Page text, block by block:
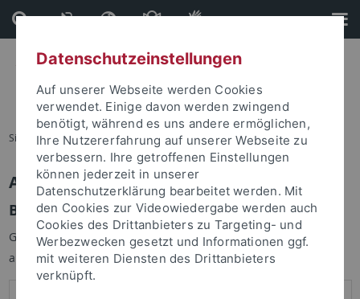
Direkt
zum
Inhalt
Direkt
zur
Fußleiste
Sie sind hier: Startseite
Anmelden
Benutzeranmeldung
Geben Sie Ihren Benutzernamen und Ihr Passwort an um sich
anzumelden:
Datenschutzeinstellungen
Auf unserer Webseite werden Cookies
verwendet. Einige davon werden zwingend
benötigt, während es uns andere ermöglichen,
Ihre Nutzererfahrung auf unserer Webseite zu
verbessern. Ihre getroffenen Einstellungen
können jederzeit in unserer
Datenschutzerklärung bearbeitet werden. Mit
den Cookies zur Videowiedergabe werden auch
Cookies des Drittanbieters zu Targeting- und
Werbezwecken gesetzt und Informationen ggf.
mit weiteren Diensten des Drittanbieters
verknüpft.